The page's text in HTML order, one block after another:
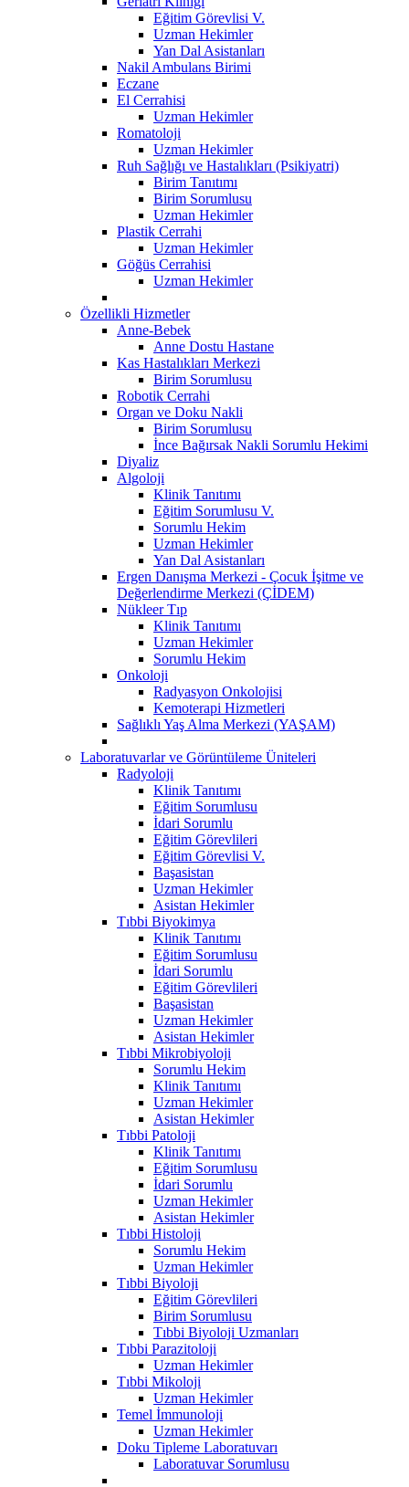
Eğitim Görevlisi V.
Uzman Hekimler
Yan Dal Asistanları
Nakil Ambulans Birimi
Eczane
El Cerrahisi
Uzman Hekimler
Romatoloji
Uzman Hekimler
Ruh Sağlığı ve Hastalıkları (Psikiyatri)
Birim Tanıtımı
Birim Sorumlusu
Uzman Hekimler
Plastik Cerrahi
Uzman Hekimler
Göğüs Cerrahisi
Uzman Hekimler
Özellikli Hizmetler
Anne-Bebek
Anne Dostu Hastane
Kas Hastalıkları Merkezi
Birim Sorumlusu
Robotik Cerrahi
Organ ve Doku Nakli
Birim Sorumlusu
İnce Bağırsak Nakli Sorumlu Hekimi
Diyaliz
Algoloji
Klinik Tanıtımı
Eğitim Sorumlusu V.
Sorumlu Hekim
Uzman Hekimler
Yan Dal Asistanları
Ergen Danışma Merkezi - Çocuk İşitme ve
Değerlendirme Merkezi (ÇİDEM)
Nükleer Tıp
Klinik Tanıtımı
Uzman Hekimler
Sorumlu Hekim
Onkoloji
Radyasyon Onkolojisi
Kemoterapi Hizmetleri
Sağlıklı Yaş Alma Merkezi (YAŞAM)
Laboratuvarlar ve Görüntüleme Üniteleri
Radyoloji
Klinik Tanıtımı
Eğitim Sorumlusu
İdari Sorumlu
Eğitim Görevlileri
Eğitim Görevlisi V.
Başasistan
Uzman Hekimler
Asistan Hekimler
Tıbbi Biyokimya
Klinik Tanıtımı
Eğitim Sorumlusu
İdari Sorumlu
Eğitim Görevlileri
Başasistan
Uzman Hekimler
Asistan Hekimler
Tıbbi Mikrobiyoloji
Sorumlu Hekim
Klinik Tanıtımı
Uzman Hekimler
Asistan Hekimler
Tıbbi Patoloji
Klinik Tanıtımı
Eğitim Sorumlusu
İdari Sorumlu
Uzman Hekimler
Asistan Hekimler
Tıbbi Histoloji
Sorumlu Hekim
Uzman Hekimler
Tıbbi Biyoloji
Eğitim Görevlileri
Birim Sorumlusu
Tıbbi Biyoloji Uzmanları
Tıbbi Parazitoloji
Uzman Hekimler
Tıbbi Mikoloji
Uzman Hekimler
Temel İmmunoloji
Uzman Hekimler
Doku Tipleme Laboratuvarı
Laboratuvar Sorumlusu